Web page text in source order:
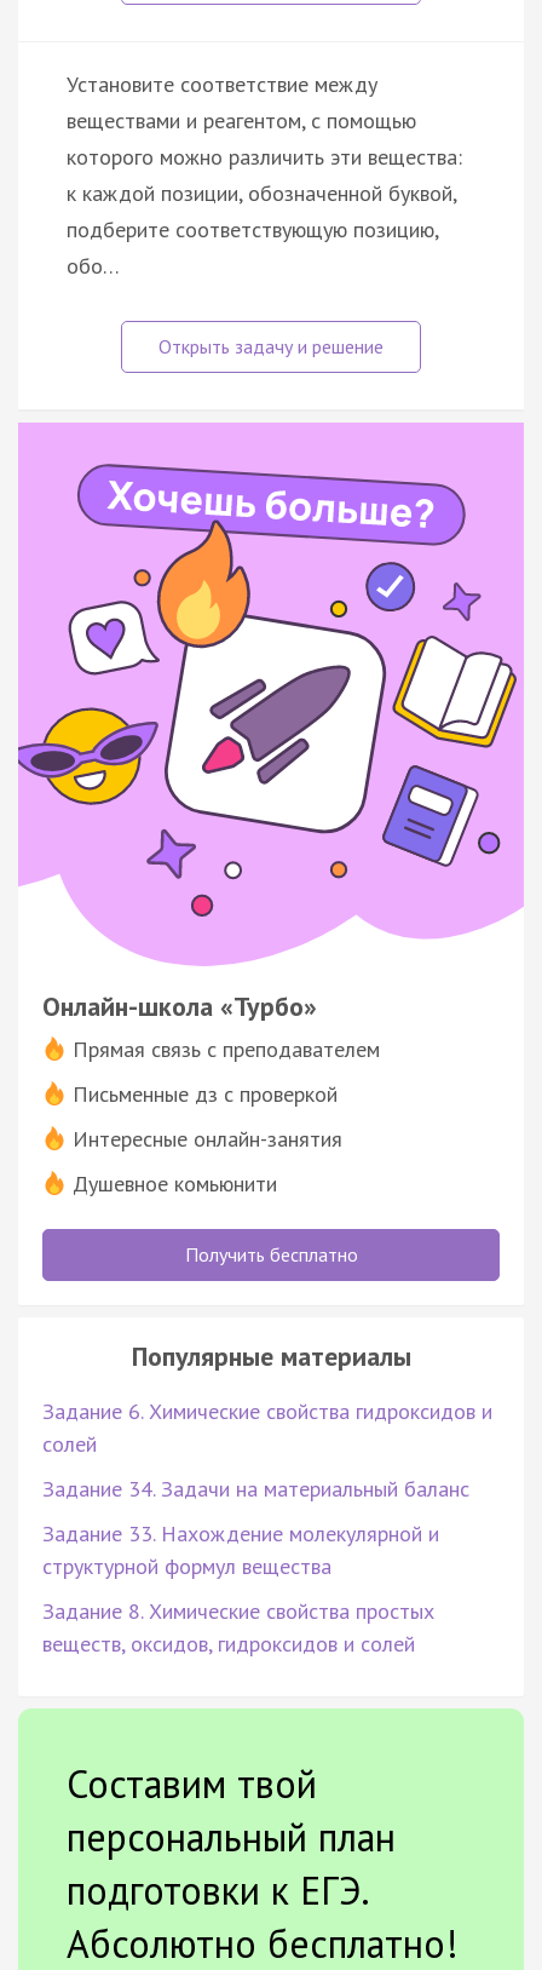
Установите соответствие между
веществами и реагентом, с помощью
которого можно различить эти вещества:
к каждой позиции, обозначенной буквой,
подберите соответствующую позицию,
обо…
Онлайн-школа «Турбо»
Прямая связь с преподавателем
Письменные дз с проверкой
Интересные онлайн-занятия
Душевное комьюнити
Получить бесплатно
Популярные материалы
Задание 6. Химические свойства гидроксидов и
солей
Задание 34. Задачи на материальный баланс
Задание 33. Нахождение молекулярной и
структурной формул вещества
Задание 8. Химические свойства простых
веществ, оксидов, гидроксидов и солей
Составим твой
персональный план
подготовки к ЕГЭ.
Абсолютно бесплатно!